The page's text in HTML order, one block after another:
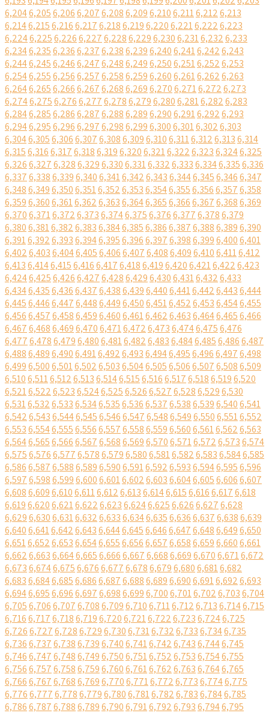
6,2046,2056,2066,2076,2086,2096,2106,2116,2126,213
6,2146,2156,2166,2176,2186,2196,2206,2216,2226,223
6,2246,2256,2266,2276,2286,2296,2306,2316,2326,233
6,2346,2356,2366,2376,2386,2396,2406,2416,2426,243
6,2446,2456,2466,2476,2486,2496,2506,2516,2526,253
6,2546,2556,2566,2576,2586,2596,2606,2616,2626,263
6,2646,2656,2666,2676,2686,2696,2706,2716,2726,273
6,2746,2756,2766,2776,2786,2796,2806,2816,2826,283
6,2846,2856,2866,2876,2886,2896,2906,2916,2926,293
6,2946,2956,2966,2976,2986,2996,3006,3016,3026,303
6,3046,3056,3066,3076,3086,3096,3106,3116,3126,3136,314
6,3156,3166,3176,3186,3196,3206,3216,3226,3236,3246,325
6,3266,3276,3286,3296,3306,3316,3326,3336,3346,3356,336
6,3376,3386,3396,3406,3416,3426,3436,3446,3456,3466,347
6,3486,3496,3506,3516,3526,3536,3546,3556,3566,3576,358
6,3596,3606,3616,3626,3636,3646,3656,3666,3676,3686,369
6,3706,3716,3726,3736,3746,3756,3766,3776,3786,379
6,3806,3816,3826,3836,3846,3856,3866,3876,3886,3896,390
6,3916,3926,3936,3946,3956,3966,3976,3986,3996,4006,401
6,4026,4036,4046,4056,4066,4076,4086,4096,4106,4116,412
6,4136,4146,4156,4166,4176,4186,4196,4206,4216,4226,423
6,4246,4256,4266,4276,4286,4296,4306,4316,4326,433
6,4346,4356,4366,4376,4386,4396,4406,4416,4426,4436,444
6,4456,4466,4476,4486,4496,4506,4516,4526,4536,4546,455
6,4566,4576,4586,4596,4606,4616,4626,4636,4646,4656,466
6,4676,4686,4696,4706,4716,4726,4736,4746,4756,476
6,4776,4786,4796,4806,4816,4826,4836,4846,4856,4866,487
6,4886,4896,4906,4916,4926,4936,4946,4956,4966,4976,498
6,4996,5006,5016,5026,5036,5046,5056,5066,5076,5086,509
6,5106,5116,5126,5136,5146,5156,5166,5176,5186,5196,520
6,5216,5226,5236,5246,5256,5266,5276,5286,5296,530
6,5316,5326,5336,5346,5356,5366,5376,5386,5396,5406,541
6,5426,5436,5446,5456,5466,5476,5486,5496,5506,5516,552
6,5536,5546,5556,5566,5576,5586,5596,5606,5616,5626,563
6,5646,5656,5666,5676,5686,5696,5706,5716,5726,5736,574
6,5756,5766,5776,5786,5796,5806,5816,5826,5836,5846,585
6,5866,5876,5886,5896,5906,5916,5926,5936,5946,5956,596
6,5976,5986,5996,6006,6016,6026,6036,6046,6056,6066,607
6,6086,6096,6106,6116,6126,6136,6146,6156,6166,6176,618
6,6196,6206,6216,6226,6236,6246,6256,6266,6276,628
6,6296,6306,6316,6326,6336,6346,6356,6366,6376,6386,639
6,6406,6416,6426,6436,6446,6456,6466,6476,6486,6496,650
6,6516,6526,6536,6546,6556,6566,6576,6586,6596,6606,661
6,6626,6636,6646,6656,6666,6676,6686,6696,6706,6716,672
6,6736,6746,6756,6766,6776,6786,6796,6806,6816,682
6,6836,6846,6856,6866,6876,6886,6896,6906,6916,6926,693
6,6946,6956,6966,6976,6986,6996,7006,7016,7026,7036,704
6,7056,7066,7076,7086,7096,7106,7116,7126,7136,7146,715
6,7166,7176,7186,7196,7206,7216,7226,7236,7246,725
6,7266,7276,7286,7296,7306,7316,7326,7336,7346,735
6,7366,7376,7386,7396,7406,7416,7426,7436,7446,745
6,7466,7476,7486,7496,7506,7516,7526,7536,7546,755
6,7566,7576,7586,7596,7606,7616,7626,7636,7646,765
6,7666,7676,7686,7696,7706,7716,7726,7736,7746,775
6,7766,7776,7786,7796,7806,7816,7826,7836,7846,785
6,7866,7876,7886,7896,7906,7916,7926,7936,7946,795